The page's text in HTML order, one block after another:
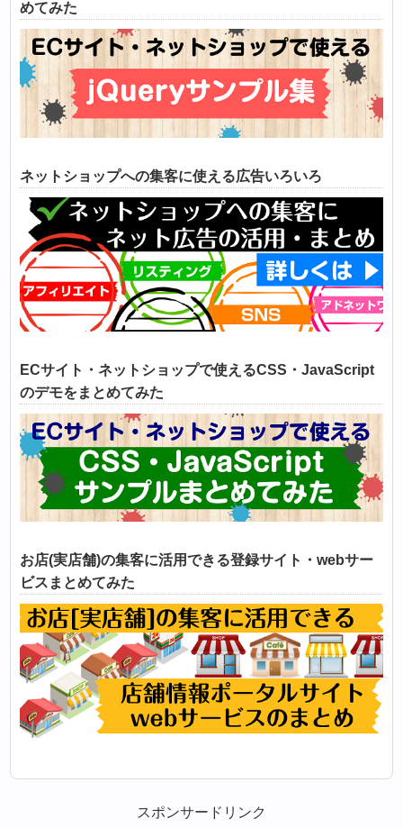
めてみた
ネットショップへの集客に使える広告いろいろ
ECサイト・ネットショップで使えるCSS・JavaScript
のデモをまとめてみた
お店(実店舗)の集客に活用できる登録サイト・webサー
ビスまとめてみた
スポンサードリンク